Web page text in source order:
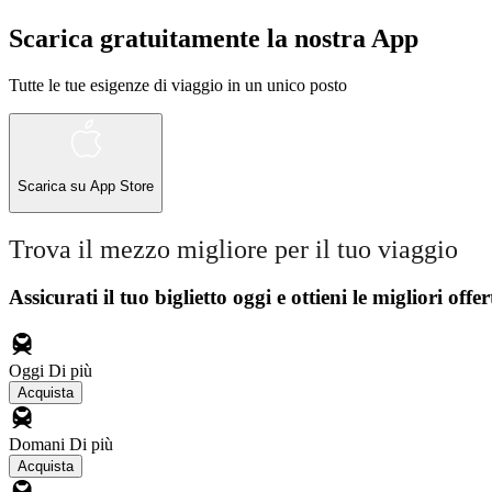
Scarica gratuitamente la nostra App
Tutte le tue esigenze di viaggio in un unico posto
Scarica su App Store
Trova il mezzo migliore per il tuo viaggio
Assicurati il ​​tuo biglietto oggi e ottieni le migliori
Oggi Di più
Acquista
Domani Di più
Acquista